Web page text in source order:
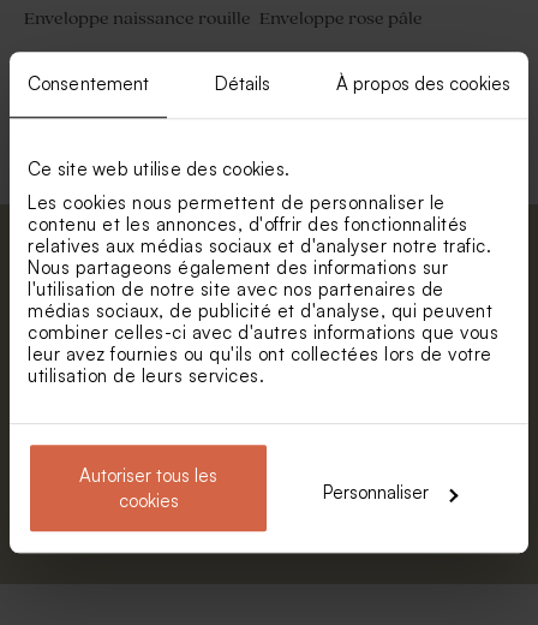
Consentement Détails À propos des cookies
Ce site web utilise des cookies.
Les cookies nous permettent de personnaliser le
contenu et les annonces, d'offrir des fonctionnalités
relatives aux médias sociaux et d'analyser notre trafic.
Nous partageons également des informations sur
l'utilisation de notre site avec nos partenaires de
médias sociaux, de publicité et d'analyse, qui peuvent
combiner celles-ci avec d'autres informations que vous
leur avez fournies ou qu'ils ont collectées lors de votre
utilisation de leurs services.
Autoriser tous les
cookies
Personnaliser
Enveloppe naissance rouille Enveloppe rose pâle
Voir toute la collection Enveloppe
Abonnez-vous à la newsletter et restez
informé. Petite surprise : bénéficiez de 5%
de réduction.
Prénom